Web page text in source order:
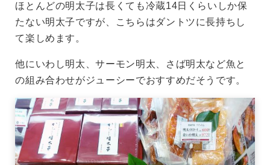
ほとんどの明太子は長くても冷蔵14日くらいしか保
たない明太子ですが、こちらはダントツに長持ちし
て楽しめます。
他にいわし明太、サーモン明太、さば明太など魚と
の組み合わせがジューシーでおすすめだそうです。